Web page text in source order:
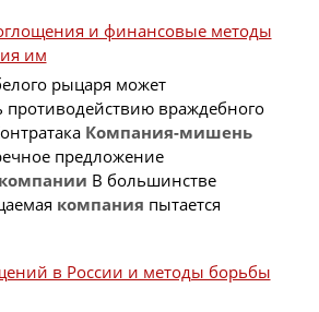
и финансовые методы
им
рыцаря может
противодействию враждебного
Компания-мишень
предложение
компании В большинстве
компания пытается
в России и методы борьбы